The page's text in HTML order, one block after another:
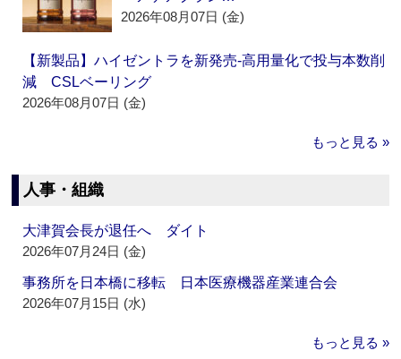
2026年08月07日 (金)
【新製品】ハイゼントラを新発売‐高用量化で投与本数削
減 CSLベーリング
2026年08月07日 (金)
もっと見る »
人事・組織
大津賀会長が退任へ ダイト
2026年07月24日 (金)
事務所を日本橋に移転 日本医療機器産業連合会
2026年07月15日 (水)
もっと見る »